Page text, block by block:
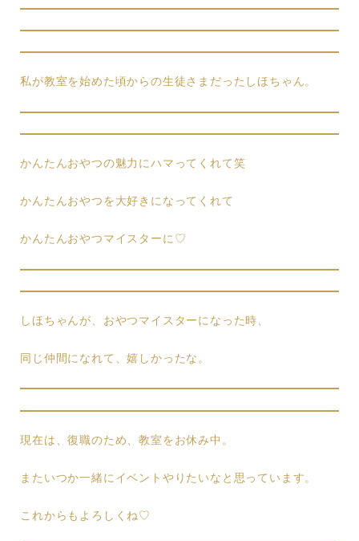
私が教室を始めた頃からの生徒さまだったしほちゃん。
かんたんおやつの魅力にハマってくれて笑
かんたんおやつを大好きになってくれて
かんたんおやつマイスターに♡
しほちゃんが、おやつマイスターになった時、
同じ仲間になれて、嬉しかったな。
現在は、復職のため、教室をお休み中。
またいつか一緒にイベントやりたいなと思っています。
これからもよろしくね♡